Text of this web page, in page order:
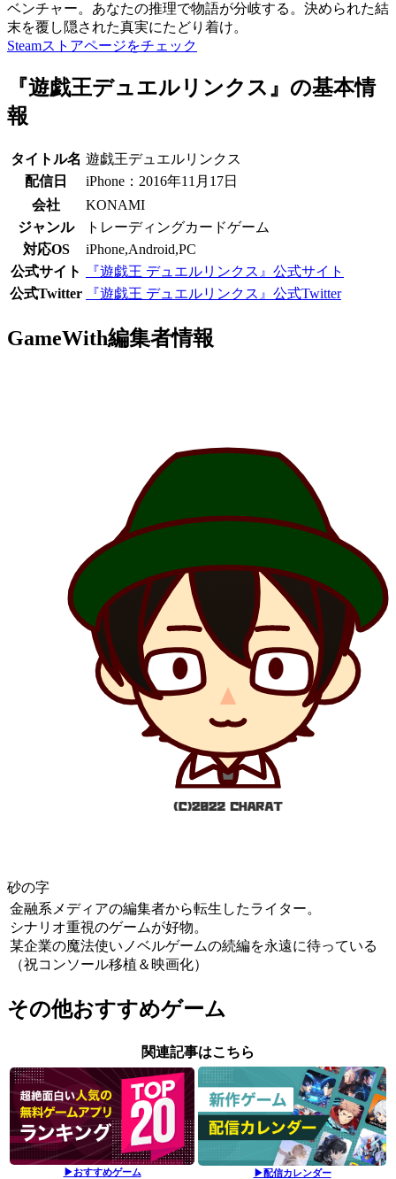
ベンチャー。あなたの推理で物語が分岐する。決められた結
末を覆し隠された真実にたどり着け。
Steamストアページをチェック
『遊戯王デュエルリンクス』の基本情
報
タイトル名 遊戯王デュエルリンクス
配信日
iPhone：2016年11月17日
会社
KONAMI
ジャンル
トレーディングカードゲーム
対応OS
iPhone,Android,PC
公式サイト
『遊戯王 デュエルリンクス』公式サイト
公式Twitter
『遊戯王 デュエルリンクス』公式Twitter
GameWith編集者情報
砂の字
金融系メディアの編集者から転生したライター。
シナリオ重視のゲームが好物。
某企業の魔法使いノベルゲームの続編を永遠に待っている
（祝コンソール移植＆映画化）
その他おすすめゲーム
関連記事はこちら
▶おすすめゲーム ▶配信カレンダー